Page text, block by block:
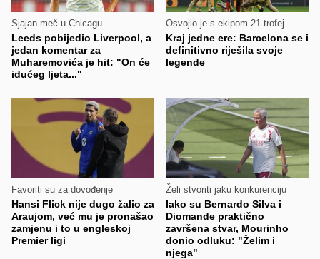
Sjajan meč u Chicagu
Leeds pobijedio Liverpool, a
jedan komentar za
Muharemovića je hit: "On će
idućeg ljeta..."
Osvojio je s ekipom 21 trofej
Kraj jedne ere: Barcelona se i
definitivno riješila svoje
legende
Favoriti su za dovođenje
Hansi Flick nije dugo žalio za
Araujom, već mu je pronašao
zamjenu i to u engleskoj
Premier ligi
Želi stvoriti jaku konkurenciju
Iako su Bernardo Silva i
Diomande praktično
završena stvar, Mourinho
donio odluku: "Želim i
njega"